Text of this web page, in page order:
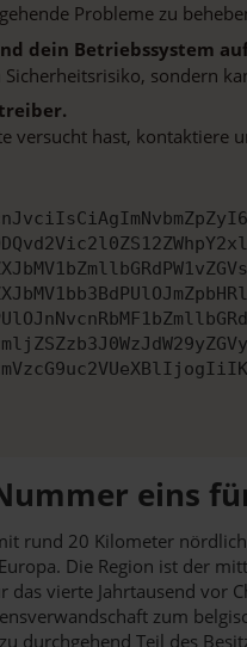
Probleme zu
dein Betriebssystem
sondern
versucht hast, kontaktiere
eins
rund 20 Kilometer
Die Region ist der
das vierte Jahrtausend
zum
durchgehend Teil des